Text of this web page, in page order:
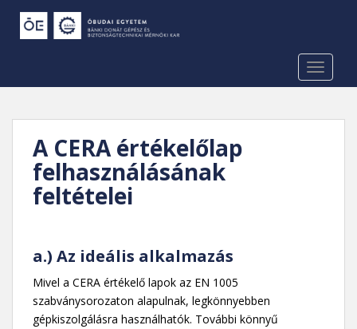
A CERA értékelőlap
felhasználásának
feltételei
a.) Az ideális alkalmazás
Mivel a CERA értékelő lapok az EN 1005
szabványsorozaton alapulnak, legkönnyebben
gépkiszolgálásra használhatók. További könnyű